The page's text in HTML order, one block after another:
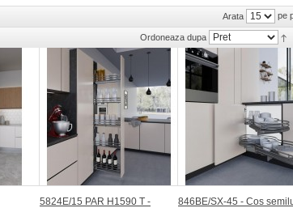
Arata pe
Ordoneaza dupa
5824E/15 PAR H1590 T -
846BE/SX-45 - Cos